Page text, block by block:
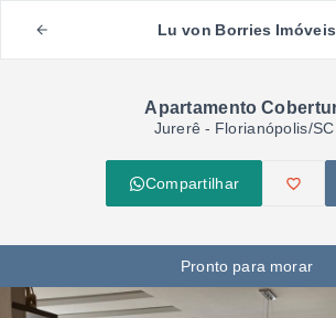
Lu von Borries Imóveis
Apartamento
Jurerê - Florianópolis/SC
Compartilhar
Pronto para morar